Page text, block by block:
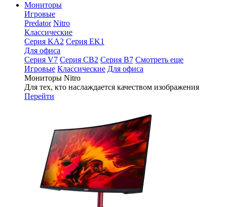
Мониторы
Игровые
Predator Nitro
Классические
Серия KA2 Серия EK1
Для офиса
Серия V7 Серия CB2 Серия B7 Смотреть еще
Игровые Классические Для офиса
Мониторы Nitro
Для тех, кто наслаждается качеством изображения
Перейти